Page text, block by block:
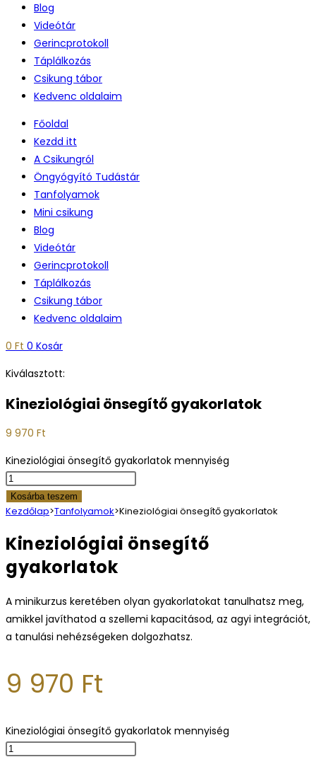
Blog
Videótár
Gerincprotokoll
Táplálkozás
Csikung tábor
Kedvenc oldalaim
Főoldal
Kezdd itt
A Csikungról
Öngyógyító Tudástár
Tanfolyamok
Mini csikung
Blog
Videótár
Gerincprotokoll
Táplálkozás
Csikung tábor
Kedvenc oldalaim
0 Ft 0 Kosár
Kiválasztott:
Kineziológiai önsegítő gyakorlatok
9 970 Ft
Kineziológiai önsegítő gyakorlatok mennyiség
Kosárba teszem
Kezdőlap>Tanfolyamok>Kineziológiai önsegítő gyakorlatok
Kineziológiai önsegítő
gyakorlatok
A minikurzus keretében olyan gyakorlatokat tanulhatsz meg,
amikkel javíthatod a szellemi kapacitásod, az agyi integrációt,
a tanulási nehézségeken dolgozhatsz.
9 970 Ft
Kineziológiai önsegítő gyakorlatok mennyiség